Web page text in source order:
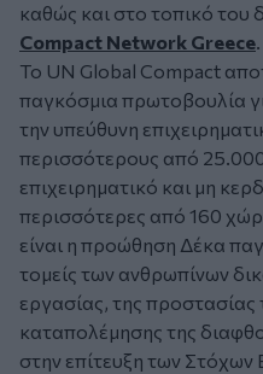
καθώς και στο τοπικό του
Compact Network Greece.
Το UN Global Compact
παγκόσμια πρωτοβουλία
την υπεύθυνη
περισσότερους από
επιχειρηματικό και μη
περισσότερες από 160
είναι η προώθηση Δέκα
τομείς των ανθρωπίνων
εργασίας, της προστασίας
καταπολέμησης της
στην επίτευξη των Στόχων